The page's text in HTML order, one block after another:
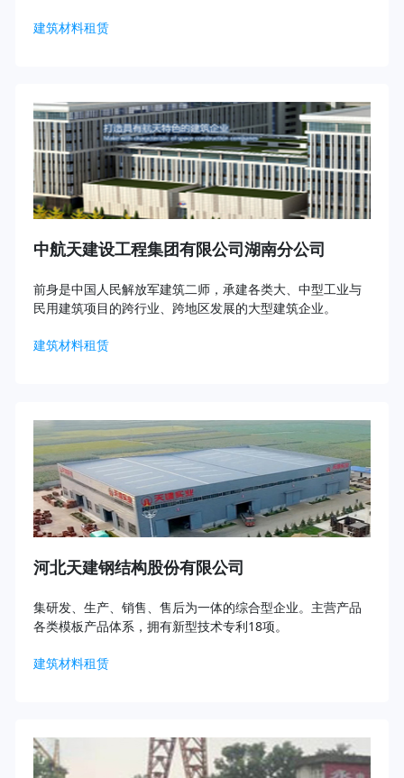
建筑材料租赁
中航天建设工程集团有限公司湖南分公司
前身是中国人民解放军建筑二师，承建各类大、中型工业与
民用建筑项目的跨行业、跨地区发展的大型建筑企业。
建筑材料租赁
河北天建钢结构股份有限公司
集研发、生产、销售、售后为一体的综合型企业。主营产品
各类模板产品体系，拥有新型技术专利18项。
建筑材料租赁